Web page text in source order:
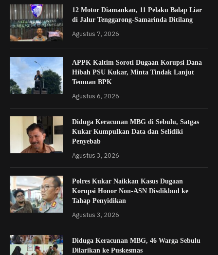
12 Motor Diamankan, 11 Pelaku Balap Liar
di Jalur Tenggarong-Samarinda Ditilang
Agustus 7, 2026
APPK Kaltim Soroti Dugaan Korupsi Dana
Hibah PSU Kukar, Minta Tindak Lanjut
Temuan BPK
Agustus 6, 2026
Diduga Keracunan MBG di Sebulu, Satgas
Kukar Kumpulkan Data dan Selidiki
Penyebab
Agustus 3, 2026
Polres Kukar Naikkan Kasus Dugaan
Korupsi Honor Non-ASN Disdikbud ke
Tahap Penyidikan
Agustus 3, 2026
Diduga Keracunan MBG, 46 Warga Sebulu
Dilarikan ke Puskesmas